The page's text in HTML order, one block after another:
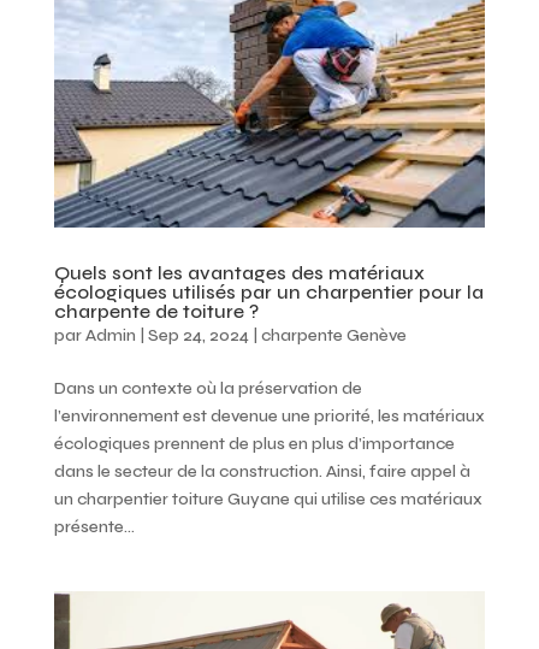
Quels sont les avantages des matériaux
écologiques utilisés par un charpentier pour la
charpente de toiture ?
parAdmin Sep 24, 2024| charpente Genève
Dans un contexte où la préservation de
l’environnement est devenue une priorité, les matériaux
écologiques prennent de plus en plus d’importance
dans le secteur de la construction. Ainsi, faire appel à
un charpentier toiture Guyane qui utilise ces matériaux
présente...